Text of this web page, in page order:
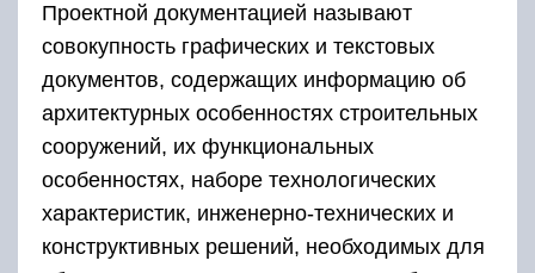
Проектной документацией называют
совокупность графических и текстовых
документов, содержащих информацию об
архитектурных особенностях строительных
сооружений, их функциональных
особенностях, наборе технологических
характеристик, инженерно-технических и
конструктивных решений, необходимых для